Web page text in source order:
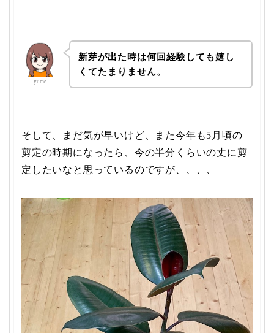
yume
新芽が出た時は何回経験しても嬉し
くてたまりません。
そして、まだ気が早いけど、また今年も5月頃の
剪定の時期になったら、今の半分くらいの丈に剪
定したいなと思っているのですが、、、、